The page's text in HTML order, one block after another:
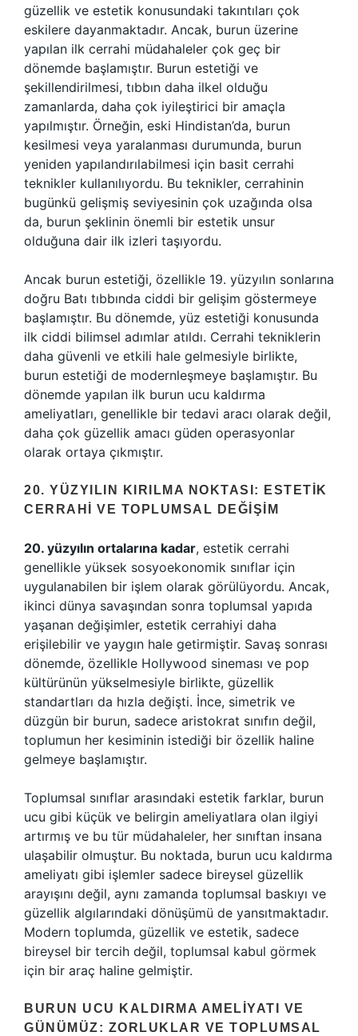
güzellik ve estetik konusundaki takıntıları çok
eskilere dayanmaktadır. Ancak, burun üzerine
yapılan ilk cerrahi müdahaleler çok geç bir
dönemde başlamıştır. Burun estetiği ve
şekillendirilmesi, tıbbın daha ilkel olduğu
zamanlarda, daha çok iyileştirici bir amaçla
yapılmıştır. Örneğin, eski Hindistan’da, burun
kesilmesi veya yaralanması durumunda, burun
yeniden yapılandırılabilmesi için basit cerrahi
teknikler kullanılıyordu. Bu teknikler, cerrahinin
bugünkü gelişmiş seviyesinin çok uzağında olsa
da, burun şeklinin önemli bir estetik unsur
olduğuna dair ilk izleri taşıyordu.
Ancak burun estetiği, özellikle 19. yüzyılın sonlarına
doğru Batı tıbbında ciddi bir gelişim göstermeye
başlamıştır. Bu dönemde, yüz estetiği konusunda
ilk ciddi bilimsel adımlar atıldı. Cerrahi tekniklerin
daha güvenli ve etkili hale gelmesiyle birlikte,
burun estetiği de modernleşmeye başlamıştır. Bu
dönemde yapılan ilk burun ucu kaldırma
ameliyatları, genellikle bir tedavi aracı olarak değil,
daha çok güzellik amacı güden operasyonlar
olarak ortaya çıkmıştır.
20. YÜZYILIN KIRILMA NOKTASI: ESTETIK
CERRAHI VE TOPLUMSAL DEĞIŞIM
20. yüzyılın ortalarına kadar, estetik cerrahi
genellikle yüksek sosyoekonomik sınıflar için
uygulanabilen bir işlem olarak görülüyordu. Ancak,
ikinci dünya savaşından sonra toplumsal yapıda
yaşanan değişimler, estetik cerrahiyi daha
erişilebilir ve yaygın hale getirmiştir. Savaş sonrası
dönemde, özellikle Hollywood sineması ve pop
kültürünün yükselmesiyle birlikte, güzellik
standartları da hızla değişti. İnce, simetrik ve
düzgün bir burun, sadece aristokrat sınıfın değil,
toplumun her kesiminin istediği bir özellik haline
gelmeye başlamıştır.
Toplumsal sınıflar arasındaki estetik farklar, burun
ucu gibi küçük ve belirgin ameliyatlara olan ilgiyi
artırmış ve bu tür müdahaleler, her sınıftan insana
ulaşabilir olmuştur. Bu noktada, burun ucu kaldırma
ameliyatı gibi işlemler sadece bireysel güzellik
arayışını değil, aynı zamanda toplumsal baskıyı ve
güzellik algılarındaki dönüşümü de yansıtmaktadır.
Modern toplumda, güzellik ve estetik, sadece
bireysel bir tercih değil, toplumsal kabul görmek
için bir araç haline gelmiştir.
BURUN UCU KALDIRMA AMELIYATI VE
GÜNÜMÜZ: ZORLUKLAR VE TOPLUMSAL